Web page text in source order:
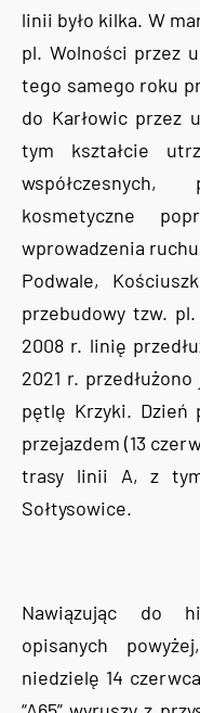
linii było kilka. W
pl. Wolności przez
tego samego roku
do Karłowic przez
tym kształcie
kosmetyczne
wprowadzenia
Podwale,
przebudowy tzw.
2008 r. linię
2021 r.
pętlę Krzyki. Dzień
przejazdem (13
trasy linii A, z
Sołtysowice.
Nawiązując do
opisanych
niedzielę 14